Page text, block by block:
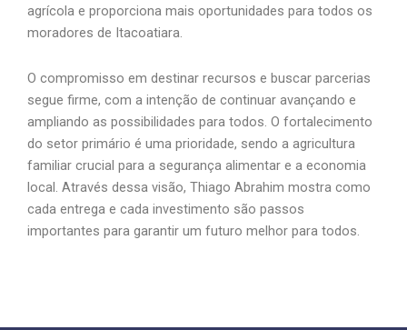
agrícola e proporciona mais oportunidades para todos os
moradores de Itacoatiara.
O compromisso em destinar recursos e buscar parcerias
segue firme, com a intenção de continuar avançando e
ampliando as possibilidades para todos. O fortalecimento
do setor primário é uma prioridade, sendo a agricultura
familiar crucial para a segurança alimentar e a economia
local. Através dessa visão, Thiago Abrahim mostra como
cada entrega e cada investimento são passos
importantes para garantir um futuro melhor para todos.